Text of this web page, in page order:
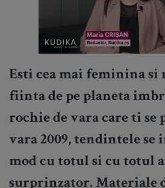
Esti cea mai feminina si
fiinta de pe planeta
rochie de vara care ti se
vara 2009, tendintele
mod cu totul si cu totul
surprinzator. Materiale